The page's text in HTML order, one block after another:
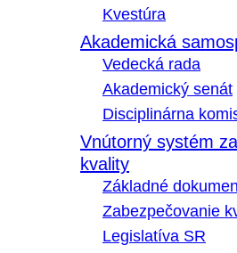
Kvestúra
Akademická
Vedecká rada
Akademický senát
Disciplinárna
Vnútorný systém
kvality
Základné
Zabezpečovanie
Legislatíva SR